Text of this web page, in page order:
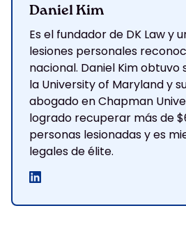
Daniel Kim
Es el fundador de DK Law y
lesiones personales
nacional. Daniel Kim obtuvo
la University of Maryland y
abogado en Chapman
logrado recuperar más de
personas lesionadas y es
legales de élite.